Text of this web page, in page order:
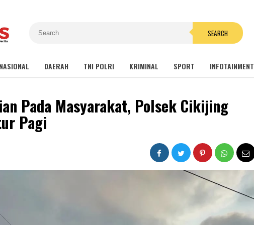
SEARCH
NASIONAL DAERAH TNI POLRI KRIMINAL SPORT INFOTAINMENT
Pada Masyarakat, Polsek Cikijing
Pagi